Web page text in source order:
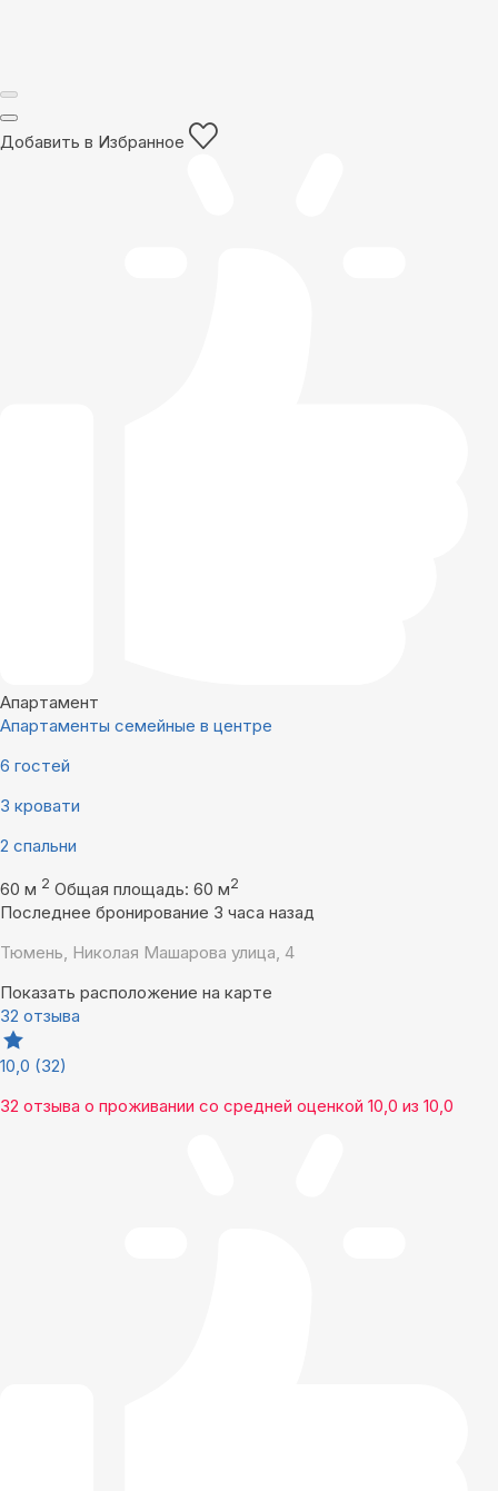
Добавить в Избранное
Апартамент
Апартаменты семейные в центре
6 гостей
3 кровати
2 спальни
60 м 2 Общая площадь: 60 м2
Последнее бронирование 3 часа назад
Тюмень, Николая Машарова улица, 4
Показать расположение на карте
32 отзыва
10,0 (32)
32 отзыва о проживании со средней оценкой 10,0 из 10,0